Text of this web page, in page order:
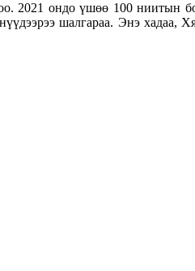
2021 ондо үшөө 100 ниитын
шалгараа. Энэ хадаа,